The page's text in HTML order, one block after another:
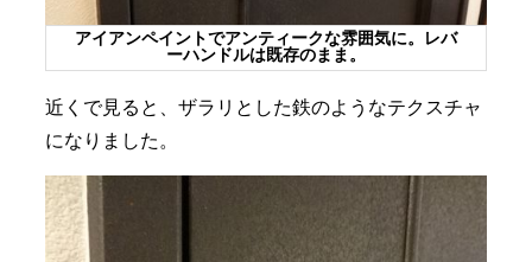
アイアンペイントでアンティークな雰囲気に。レバ
ーハンドルは既存のまま。
近くで見ると、ザラリとした鉄のようなテクスチャ
になりました。